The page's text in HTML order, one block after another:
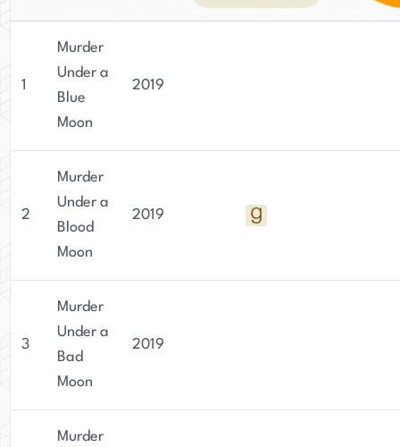
1
Murder
Under a
Blue
Moon
2019
2
Murder
Under a
Blood
Moon
2019
3
Murder
Under a
Bad
Moon
2019
Murder